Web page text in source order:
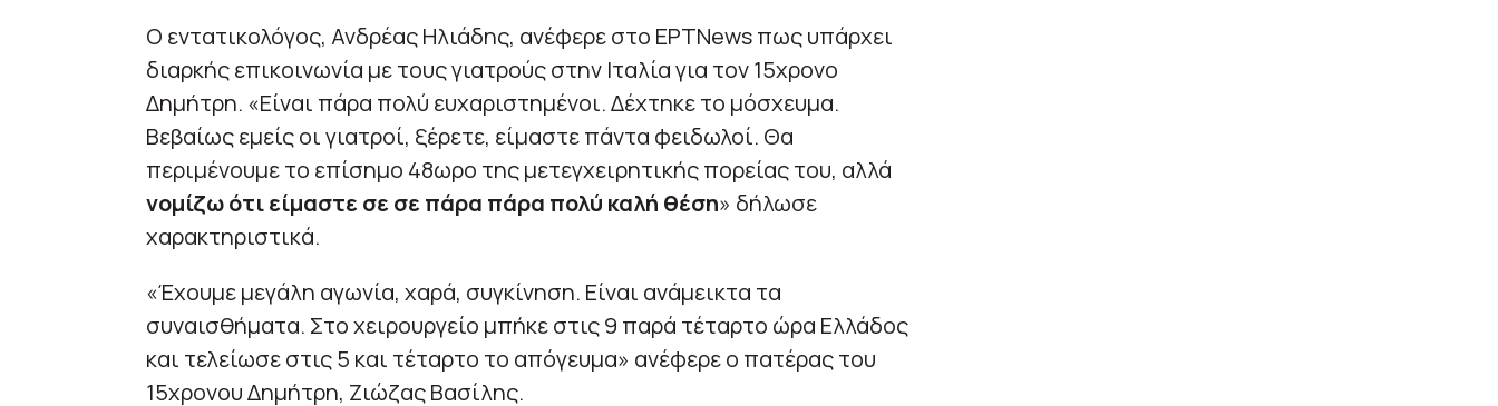
Ο εντατικολόγος, Ανδρέας Ηλιάδης, ανέφερε στο ΕΡΤΝews πως υπάρχει
διαρκής επικοινωνία με τους γιατρούς στην Ιταλία για τον 15χρονο
Δημήτρη. «Είναι πάρα πολύ ευχαριστημένοι. Δέχτηκε το μόσχευμα.
Βεβαίως εμείς οι γιατροί, ξέρετε, είμαστε πάντα φειδωλοί. Θα
περιμένουμε το επίσημο 48ωρο της μετεγχειρητικής πορείας του, αλλά
νομίζω ότι είμαστε σε σε πάρα πάρα πολύ καλή θέση» δήλωσε
χαρακτηριστικά.
«Έχουμε μεγάλη αγωνία, χαρά, συγκίνηση. Είναι ανάμεικτα τα
συναισθήματα. Στο χειρουργείο μπήκε στις 9 παρά τέταρτο ώρα Ελλάδος
και τελείωσε στις 5 και τέταρτο το απόγευμα» ανέφερε ο πατέρας του
15χρονου Δημήτρη, Ζιώζας Βασίλης.